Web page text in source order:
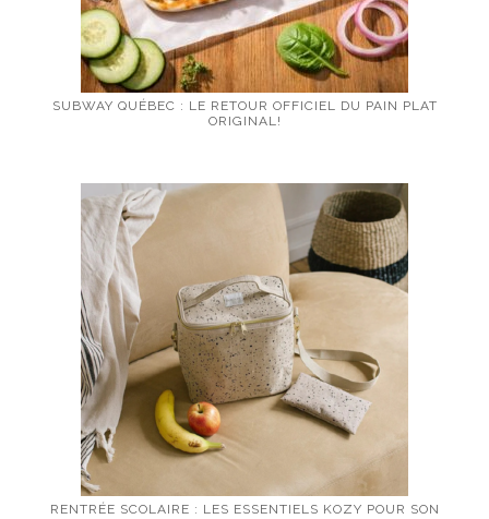
SUBWAY QUÉBEC : LE RETOUR OFFICIEL DU PAIN PLAT
ORIGINAL!
RENTRÉE SCOLAIRE : LES ESSENTIELS KOZY POUR SON